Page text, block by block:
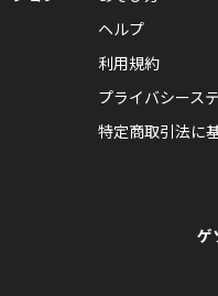
ヘルプ
利用規約
プライバシース
特定商取引法に
ゲ